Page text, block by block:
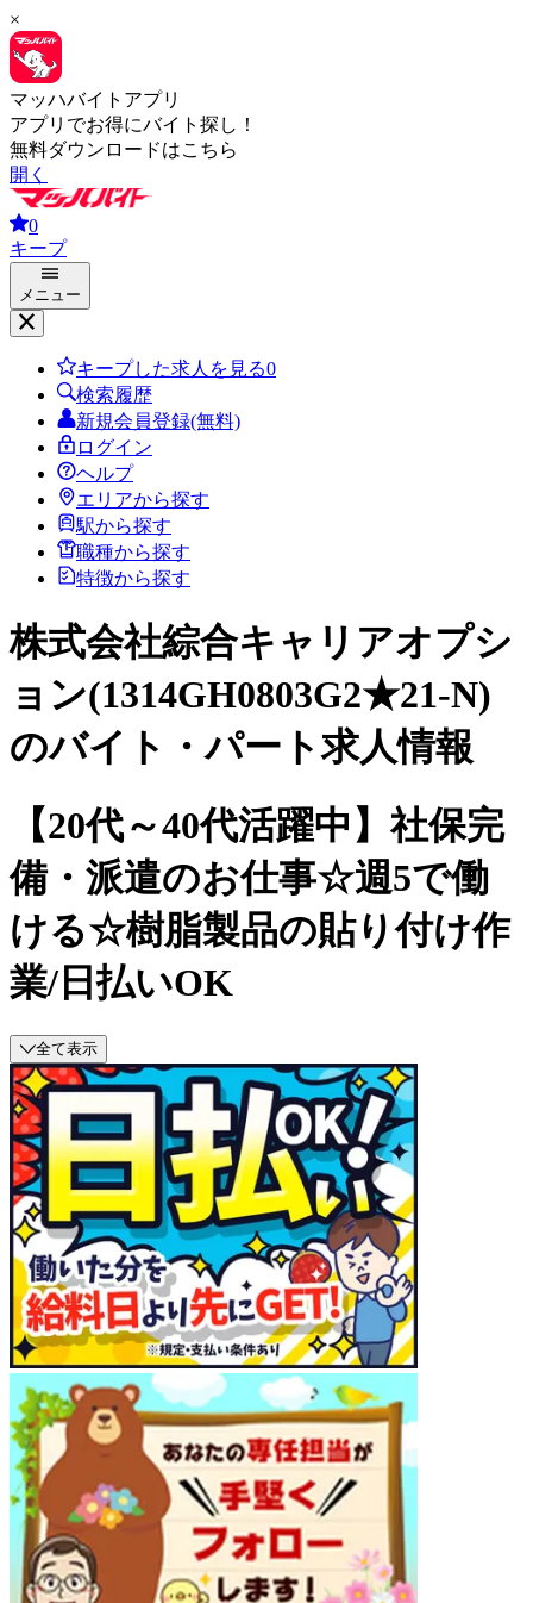
×
マッハバイトアプリ
アプリでお得にバイト探し！
無料ダウンロードはこちら
開く
0
キープ
メニュー
キープした求人を見る0
検索履歴
新規会員登録(無料)
ログイン
ヘルプ
エリアから探す
駅から探す
職種から探す
特徴から探す
株式会社綜合キャリアオプシ
ョン(1314GH0803G2★21-N)
のバイト・パート求人情報
【20代～40代活躍中】社保完
備・派遣のお仕事☆週5で働
ける☆樹脂製品の貼り付け作
業/日払いOK
全て表示